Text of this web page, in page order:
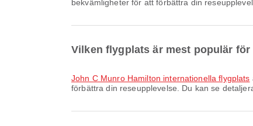
bekvämligheter för att förbättra din
Vilken flygplats är mest populär
John C Munro Hamilton internationella flygplats
förbättra din reseupplevelse. Du kan se